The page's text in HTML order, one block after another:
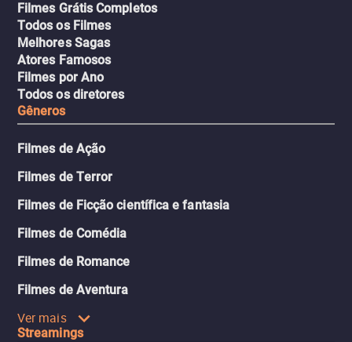
Filmes Grátis Completos
Todos os Filmes
Melhores Sagas
Atores Famosos
Filmes por Ano
Todos os diretores
Gêneros
Filmes de Ação
Filmes de Terror
Filmes de Ficção científica e fantasia
Filmes de Comédia
Filmes de Romance
Filmes de Aventura
Ver mais
Streamings